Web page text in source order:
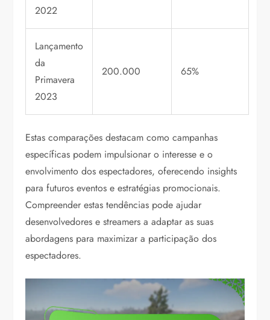
2022
Lançamento
da
Primavera
2023
200.000 65%
Estas comparações destacam como campanhas
específicas podem impulsionar o interesse e o
envolvimento dos espectadores, oferecendo insights
para futuros eventos e estratégias promocionais.
Compreender estas tendências pode ajudar
desenvolvedores e streamers a adaptar as suas
abordagens para maximizar a participação dos
espectadores.